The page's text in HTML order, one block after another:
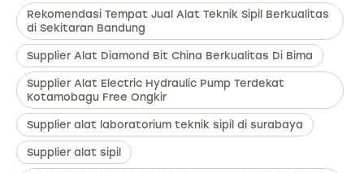
Rekomendasi Tempat Jual Alat Teknik Sipil Berkualitas
di Sekitaran Bandung
Supplier Alat Diamond Bit China Berkualitas Di Bima
Supplier Alat Electric Hydraulic Pump Terdekat
Kotamobagu Free Ongkir
Supplier alat laboratorium teknik sipil di surabaya
Supplier alat sipil